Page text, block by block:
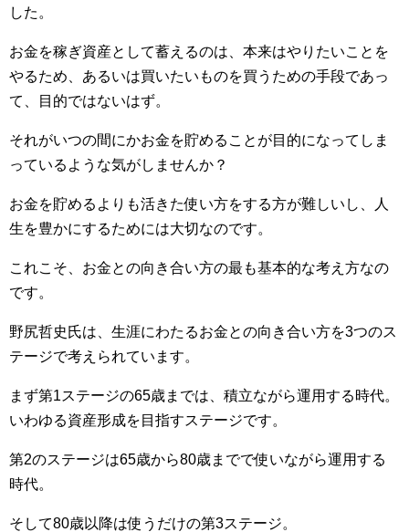
した。
お金を稼ぎ資産として蓄えるのは、本来はやりたいことを
やるため、あるいは買いたいものを買うための手段であっ
て、目的ではないはず。
それがいつの間にかお金を貯めることが目的になってしま
っているような気がしませんか？
お金を貯めるよりも活きた使い方をする方が難しいし、人
生を豊かにするためには大切なのです。
これこそ、お金との向き合い方の最も基本的な考え方なの
です。
野尻哲史氏は、生涯にわたるお金との向き合い方を3つのス
テージで考えられています。
まず第1ステージの65歳までは、積立ながら運用する時代。
いわゆる資産形成を目指すステージです。
第2のステージは65歳から80歳までで使いながら運用する
時代。
そして80歳以降は使うだけの第3ステージ。